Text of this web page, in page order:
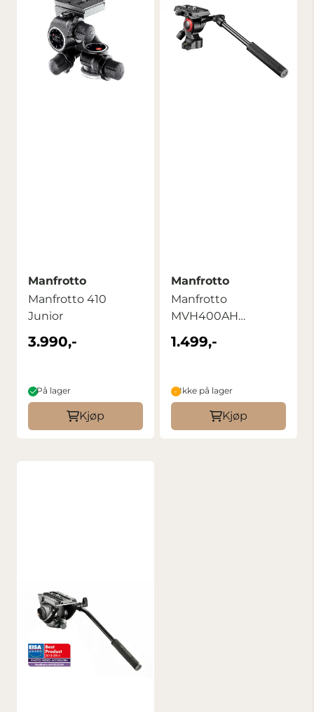
Manfrotto
Manfrotto 410
Junior
3.990,-
På lager
Kjøp
Manfrotto
Manfrotto
MVH400AH
stativhode
1.499,-
Ikke på lager
Kjøp